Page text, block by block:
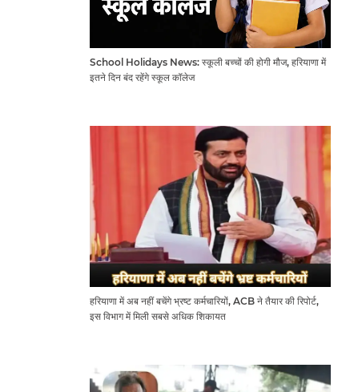
School Holidays News: स्कूली बच्चों की होगी मौज, हरियाणा में
इतने दिन बंद रहेंगे स्कूल कॉलेज
हरियाणा में अब नहीं बचेंगे भ्रष्ट कर्मचारियों, ACB ने तैयार की रिपोर्ट,
इस विभाग में मिली सबसे अधिक शिकायत